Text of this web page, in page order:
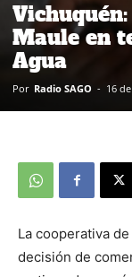
Maule en
Agua
Por Radio SAGO - 16
La cooperativa
decisión de